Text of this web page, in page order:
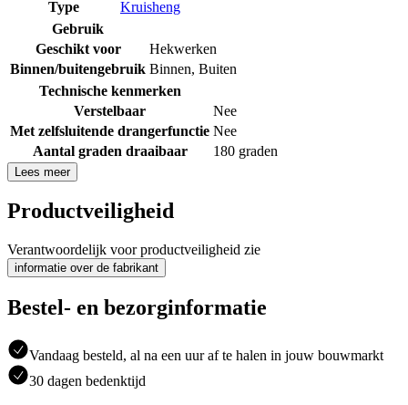
Type
Kruisheng
Gebruik
Geschikt voor
Hekwerken
Binnen/buitengebruik Binnen, Buiten
Technische kenmerken
Verstelbaar
Nee
Met zelfsluitende drangerfunctie Nee
Aantal graden draaibaar
180 graden
Lees meer
Productveiligheid
Verantwoordelijk voor productveiligheid zie
informatie over de fabrikant
Bestel- en bezorginformatie
Vandaag besteld, al na een uur af te halen in jouw bouwmarkt
30 dagen bedenktijd